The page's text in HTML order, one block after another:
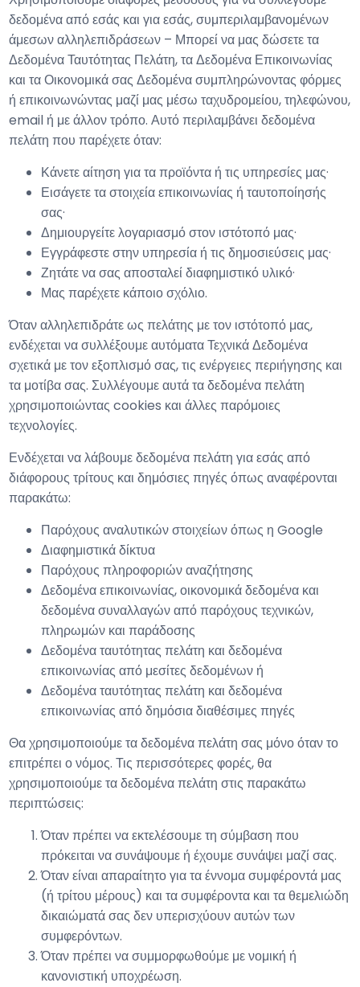
δεδομένα από εσάς και για εσάς, συμπεριλαμβανομένων
άμεσων αλληλεπιδράσεων – Μπορεί να μας δώσετε τα
Δεδομένα Ταυτότητας Πελάτη, τα Δεδομένα Επικοινωνίας
και τα Οικονομικά σας Δεδομένα συμπληρώνοντας φόρμες
ή επικοινωνώντας μαζί μας μέσω ταχυδρομείου, τηλεφώνου,
email ή με άλλον τρόπο. Αυτό περιλαμβάνει δεδομένα
πελάτη που παρέχετε όταν:
Κάνετε αίτηση για τα προϊόντα ή τις υπηρεσίες μας·
Εισάγετε τα στοιχεία επικοινωνίας ή ταυτοποίησής
σας·
Δημιουργείτε λογαριασμό στον ιστότοπό μας·
Εγγράφεστε στην υπηρεσία ή τις δημοσιεύσεις μας·
Ζητάτε να σας αποσταλεί διαφημιστικό υλικό·
Μας παρέχετε κάποιο σχόλιο.
Όταν αλληλεπιδράτε ως πελάτης με τον ιστότοπό μας,
ενδέχεται να συλλέξουμε αυτόματα Τεχνικά Δεδομένα
σχετικά με τον εξοπλισμό σας, τις ενέργειες περιήγησης και
τα μοτίβα σας. Συλλέγουμε αυτά τα δεδομένα πελάτη
χρησιμοποιώντας cookies και άλλες παρόμοιες
τεχνολογίες.
Ενδέχεται να λάβουμε δεδομένα πελάτη για εσάς από
διάφορους τρίτους και δημόσιες πηγές όπως αναφέρονται
παρακάτω:
Παρόχους αναλυτικών στοιχείων όπως η Google
Διαφημιστικά δίκτυα
Παρόχους πληροφοριών αναζήτησης
Δεδομένα επικοινωνίας, οικονομικά δεδομένα και
δεδομένα συναλλαγών από παρόχους τεχνικών,
πληρωμών και παράδοσης
Δεδομένα ταυτότητας πελάτη και δεδομένα
επικοινωνίας από μεσίτες δεδομένων ή
Δεδομένα ταυτότητας πελάτη και δεδομένα
επικοινωνίας από δημόσια διαθέσιμες πηγές
Θα χρησιμοποιούμε τα δεδομένα πελάτη σας μόνο όταν το
επιτρέπει ο νόμος. Τις περισσότερες φορές, θα
χρησιμοποιούμε τα δεδομένα πελάτη στις παρακάτω
περιπτώσεις:
Όταν πρέπει να εκτελέσουμε τη σύμβαση που
πρόκειται να συνάψουμε ή έχουμε συνάψει μαζί σας.
Όταν είναι απαραίτητο για τα έννομα συμφέροντά μας
(ή τρίτου μέρους) και τα συμφέροντα και τα θεμελιώδη
δικαιώματά σας δεν υπερισχύουν αυτών των
συμφερόντων.
Όταν πρέπει να συμμορφωθούμε με νομική ή
κανονιστική υποχρέωση.